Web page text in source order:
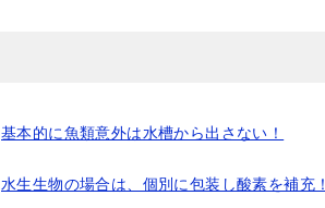
基本的に魚類意外は水槽から出さない！
水生生物の場合は、個別に包装し酸素を補充！